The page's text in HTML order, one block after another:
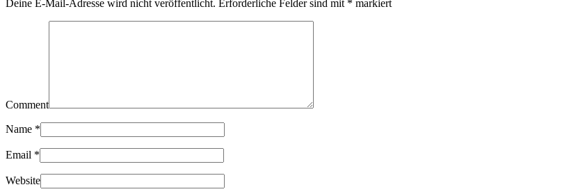
Deine E-Mail-Adresse wird nicht veröffentlicht. Erforderliche Felder sind mit * markiert
Comment
Name *
Email *
Website